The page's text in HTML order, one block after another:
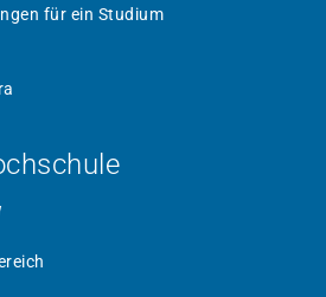
für ein Studium